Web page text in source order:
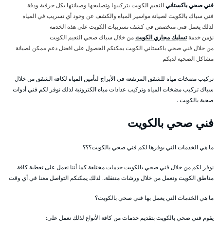
فني صحي باكستانيالنعيم الكويت بتركيبها وتصليحها وصيانتها بكل حرفية ودقة
فني سباك بالكويت لصيانة مواسير المياه والكشف عن وجود أي تسريب في المياه
لذلك يعمل فني متخصص في كشف تسريبات الكويت على هذه الخدمة
نؤمن خدمةتسليك مجاري الكويتمن خلال سباك صحي النعيم الكويت
من خلال فني صحي باكستاني الكويت يمكنكم الحصول على افضل دعم ممكن لصيانة
مشاكل الصحية لديكم
تركيب مضخات مياه للشقق المرتفعة في الأبراج لتأمين المياه لكافة الشقق من خلال
سباك تركيب مضخات المياه وتركيب عدادات مياه الكترونية لذلك نوفر لكم فني أدوات
صحية بالكويت .
فني صحي بالكويت
ما هي الخدمات التي يوفرها لكم فني صحي بالكويت؟؟؟
نوفر لكم من خلال فني صحي بالكويت خدمات مختلفة كما أننا نعمل على تغطية كافة
مناطق الكويت ونعمل من خلال ورشات متنقلة.. لذلك يمكنكم التواصل معنا في أي وقت
ما هي الخدمات التي يعمل بها فني صحي بالكويت؟
يقوم فني صحي بالكويت بتقديم خدمات من كافة الأنواع لذلك نعمل على: